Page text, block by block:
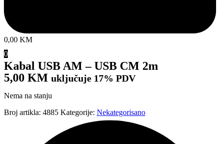
0,00 KM
0
Kabal USB AM – USB CM 2m
5,00 KM uključuje 17% PDV
Nema na stanju
Broj artikla: 4885 Kategorije: Nekategorisano